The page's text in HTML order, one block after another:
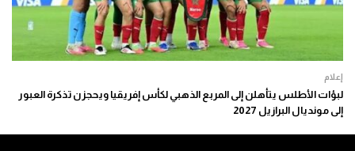
إعلام
لبؤات الأطلس يتأهلن إلى المربع الذهبي لكأس إفريقيا ويحجزن تذكرة العبور
إلى مونديال البرازيل 2027